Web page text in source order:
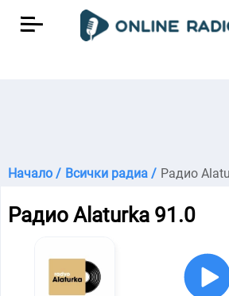
Начало / Всички радиа / Радио
Радио Alaturka 91.0